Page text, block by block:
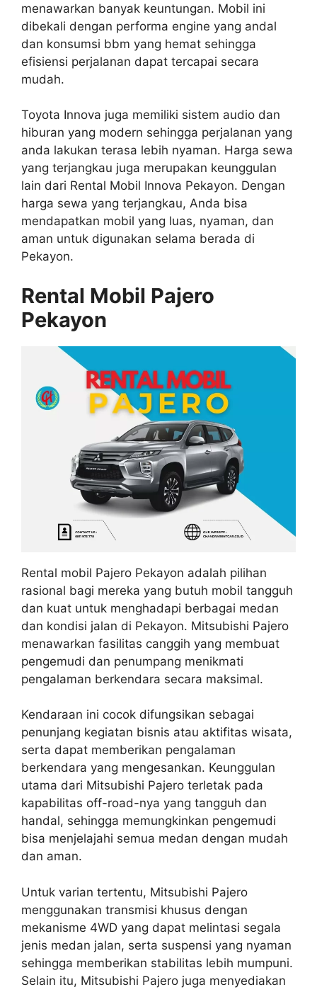
menawarkan banyak keuntungan. Mobil ini
dibekali dengan performa engine yang andal
dan konsumsi bbm yang hemat sehingga
efisiensi perjalanan dapat tercapai secara
mudah.
Toyota Innova juga memiliki sistem audio dan
hiburan yang modern sehingga perjalanan yang
anda lakukan terasa lebih nyaman. Harga sewa
yang terjangkau juga merupakan keunggulan
lain dari Rental Mobil Innova Pekayon. Dengan
harga sewa yang terjangkau, Anda bisa
mendapatkan mobil yang luas, nyaman, dan
aman untuk digunakan selama berada di
Pekayon.
Rental Mobil Pajero
Pekayon
Rental mobil Pajero Pekayon adalah pilihan
rasional bagi mereka yang butuh mobil tangguh
dan kuat untuk menghadapi berbagai medan
dan kondisi jalan di Pekayon. Mitsubishi Pajero
menawarkan fasilitas canggih yang membuat
pengemudi dan penumpang menikmati
pengalaman berkendara secara maksimal.
Kendaraan ini cocok difungsikan sebagai
penunjang kegiatan bisnis atau aktifitas wisata,
serta dapat memberikan pengalaman
berkendara yang mengesankan. Keunggulan
utama dari Mitsubishi Pajero terletak pada
kapabilitas off-road-nya yang tangguh dan
handal, sehingga memungkinkan pengemudi
bisa menjelajahi semua medan dengan mudah
dan aman.
Untuk varian tertentu, Mitsubishi Pajero
menggunakan transmisi khusus dengan
mekanisme 4WD yang dapat melintasi segala
jenis medan jalan, serta suspensi yang nyaman
sehingga memberikan stabilitas lebih mumpuni.
Selain itu, Mitsubishi Pajero juga menyediakan